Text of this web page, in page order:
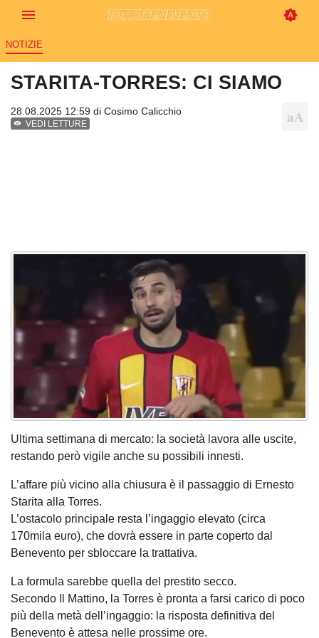
NOTIZIE
STARITA-TORRES: CI SIAMO
28.08.2025 12:59 di Cosimo Calicchio
VEDI LETTURE
Ultima settimana di mercato: la società lavora alle uscite,
restando però vigile anche su possibili innesti.
L’affare più vicino alla chiusura è il passaggio di Ernesto
Starita alla Torres.
L’ostacolo principale resta l’ingaggio elevato (circa
170mila euro), che dovrà essere in parte coperto dal
Benevento per sbloccare la trattativa.
La formula sarebbe quella del prestito secco.
Secondo Il Mattino, la Torres è pronta a farsi carico di poco
più della metà dell’ingaggio: la risposta definitiva del
Benevento è attesa nelle prossime ore.